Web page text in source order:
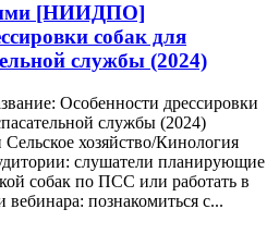
[НИИДПО]
собак для
службы (2024)
Особенности дрессировки
службы (2024)
хозяйство/Кинология
слушатели планирующие
собак по ПСС или работать в
познакомиться с...